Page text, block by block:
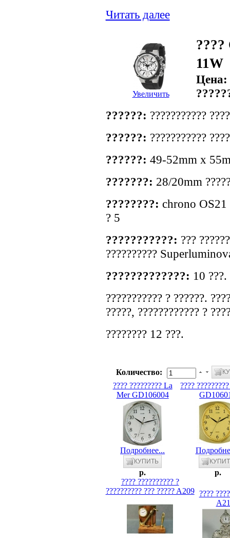
Читать далее
Увеличить
????
11W
Цена:
??????: ???????????
??????: ???????????
??????: 49-52mm x
???????: 28/20mm
????????: chrono OS21
? 5
???????????: ???
??????????
?????????????: 10 ???.
??????????? ? ??????.
?????, ???????????? ?
???????? 12 ???.
Количество:
???? ????????? La
Mer GD106004
Подробнее...
p.
????
p.
???? ?????????? ?
?????????? ??? ????? A209 ????